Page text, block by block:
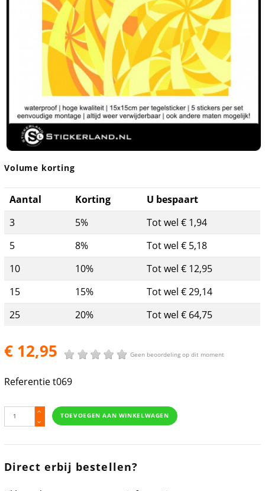
Volume korting
Aantal Korting
U bespaart
3
5%
Tot wel € 1,94
5
8%
Tot wel € 5,18
10
10%
Tot wel € 12,95
15
15%
Tot wel € 29,14
25
20% Tot wel € 64,75
€ 12,95 Geen beoordeling op dit moment
Referentiet069
TOEVOEGEN AAN WINKELWAGEN
Direct erbij bestellen?